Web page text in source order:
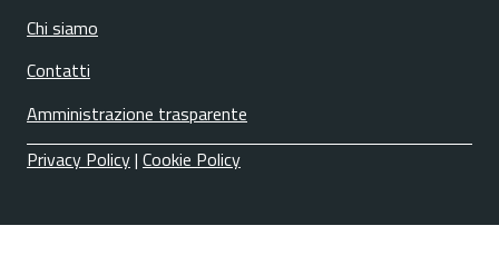
Chi siamo
Contatti
Amministrazione trasparente
Privacy Policy| Cookie Policy